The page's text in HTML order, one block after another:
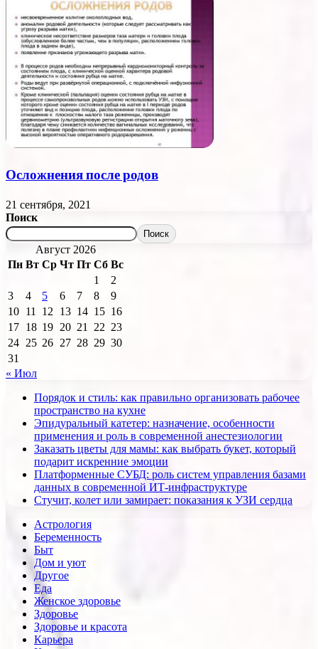
Осложнения после родов
21 сентября, 2021
Поиск
Поиск
Август 2026
Пн Вт Ср Чт Пт Сб Вс
1
2
3
4 5 6 7 8
9
10 11 12 13 14 15 16
17 18 19 20 21 22 23
24 25 26 27 28 29 30
31
« Июл
Порядок и стиль: как правильно организовать рабочее
пространство на кухне
Эпидуральный катетер: назначение, особенности
применения и роль в современной анестезиологии
Заказать цветы для мамы: как выбрать букет, который
подарит искренние эмоции
Платформенные СУБД: роль систем управления базами
данных в современной ИТ-инфраструктуре
Стучит, колет или замирает: показания к УЗИ сердца
Астрология
Беременность
Быт
Дом и уют
Другое
Еда
Женское здоровье
Здоровье
Здоровье и красота
Карьера